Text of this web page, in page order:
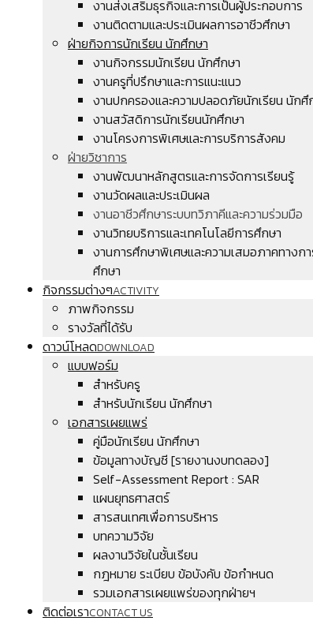
งานส่งเสริมธุรกิจและการเป็นผู้ประกอบการ
งานติดตามและประเมินผลการอาชีวศึกษา
ฝ่ายกิจการนักเรียน นักศึกษา
งานกิจกรรมนักเรียน นักศึกษา
งานครูที่ปรึกษาและการแนะแนว
งานปกครองและความปลอดภัยนักเรียน นักศึ
งานสวัสดิการนักเรียนนักศึกษา
งานโครงการพิเศษและการบริการสังคม
ฝ่ายวิชาการ
งานพัฒนาหลักสูตรและการจัดการเรียนรู้
งานวัดผลและประเมินผล
งานอาชีวศึกษาระบบทวิภาคีและความร่วมมือ
งานวิทยบริการและเทคโนโลยีการศึกษา
งานการศึกษาพิเศษและความเสมอภาคทางก
ศึกษา
กิจกรรมต่างๆACTIVITY
ภาพกิจกรรม
รางวัลที่ได้รับ
ดาวน์โหลดDOWNLOAD
แบบฟอร์ม
สำหรับครู
สำหรับนักเรียน นักศึกษา
เอกสารเผยแพร่
คู่มือนักเรียน นักศึกษา
ข้อมูลทางบัญชี [รายงานงบทดลอง]
Self-Assessment Report : SAR
แผนยุทธศาสตร์
สารสนเทศเพื่อการบริหาร
บทความวิจัย
ผลงานวิจัยในชั้นเรียน
กฎหมาย ระเบียบ ข้อบังคับ ข้อกำหนด
รวมเอกสารเผยแพร่ของทุกฝ่ายฯ
ติดต่อเราCONTACT US